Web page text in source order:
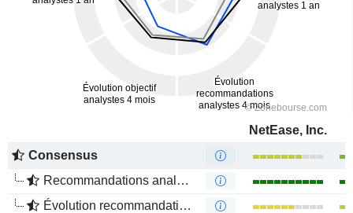
NetEase, Inc.
Consensus
Recommandations analystes
Évolution recommandations analystes 1 an